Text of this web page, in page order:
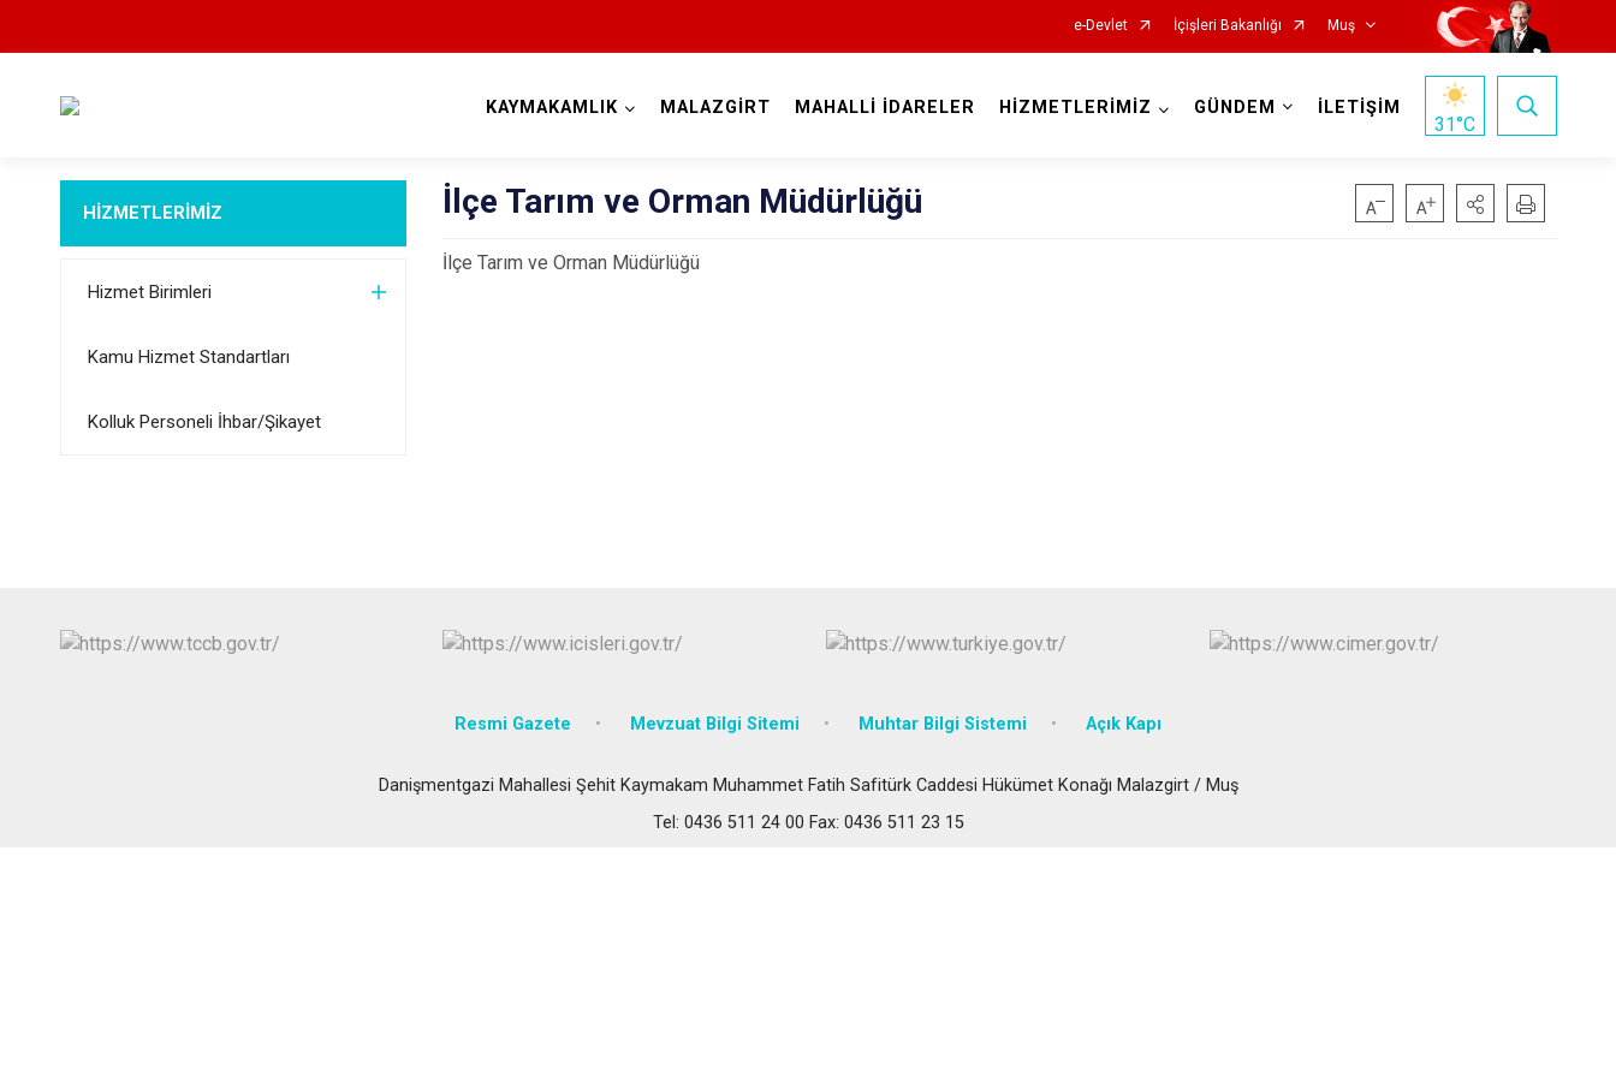
e-Devlet İçişleri Bakanlığı Muş
KAYMAKAMLIK MALAZGİRT MAHALLİ İDARELER HİZMETLERİMİZ GÜNDEM İLETİŞİM
31°C
HİZMETLERİMİZ
Hizmet Birimleri
Kamu Hizmet Standartları
Kolluk Personeli İhbar/Şikayet
İlçe Tarım ve Orman Müdürlüğü
İlçe Tarım ve Orman Müdürlüğü
Resmi Gazete Mevzuat Bilgi Sitemi Muhtar Bilgi Sistemi Açık Kapı
Danişmentgazi Mahallesi Şehit Kaymakam Muhammet Fatih Safitürk Caddesi Hükümet Konağı Malazgirt / Muş
Tel: 0436 511 24 00 Fax: 0436 511 23 15